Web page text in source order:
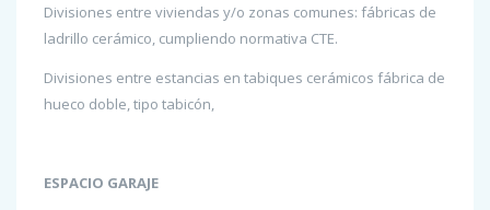
Divisiones entre viviendas y/o zonas comunes: fábricas de
ladrillo cerámico, cumpliendo normativa CTE.
Divisiones entre estancias en tabiques cerámicos fábrica de
hueco doble, tipo tabicón,
ESPACIO GARAJE